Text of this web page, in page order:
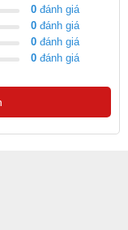
0 đánh giá
0 đánh giá
0 đánh giá
0 đánh giá